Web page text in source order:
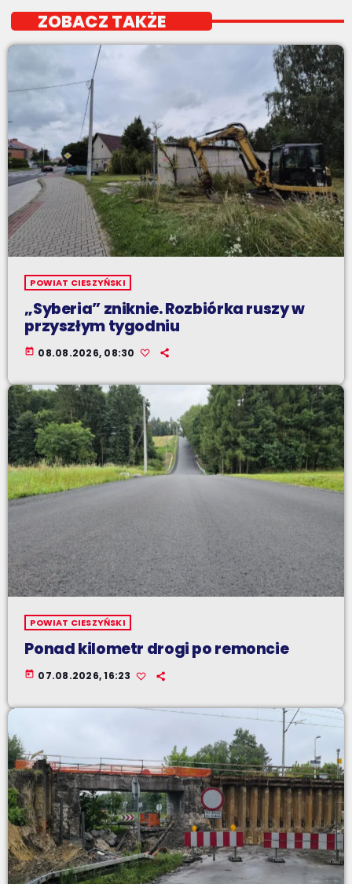
ZOBACZ TAKŻE
POWIAT CIESZYŃSKI
„Syberia” zniknie. Rozbiórka ruszy w
przyszłym tygodniu
today 08.08.2026, 08:30
POWIAT CIESZYŃSKI
Ponad kilometr drogi po remoncie
today 07.08.2026, 16:23